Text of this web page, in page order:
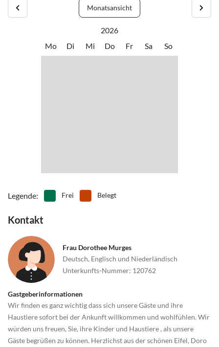
Museen
Nordic Walking
Radfahren/ Cycling
Vögel beobachten
Wandern
verschiedene Urlaubswünsche zu jeder Jahreszeit.
Jahreszeit viele Möglichkeiten für einen entspannten Urlaub.
Monatsansicht
2026
Mo
Di Mi Do Fr Sa So
Legende: Frei Belegt
Kontakt
Frau Dorothee Murges
Deutsch, Englisch und Niederländisch
Unterkunfts-Nummer: 120762
Gastgeberinformationen
Wir finden es ganz wichtig dass sich unsere Gäste und ihre
Haustiere sofort bei der Ankunft willkommen und wohlfühlen. Wir
würden uns freuen, Sie, ihre Kinder und Haustiere , als unsere
Gäste begrüßen zu können. Herzlichst aus der schönen Eifel, Doro